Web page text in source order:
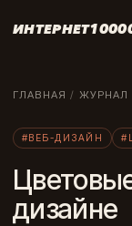
ГЛАВНАЯ / ЖУРНАЛ
#ВЕБ-ДИЗАЙН
дизайне